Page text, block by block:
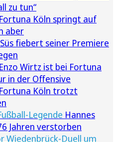
zu tun“
Fortuna Köln springt auf
aber
fiebert seiner Premiere
Enzo Wirtz ist bei Fortuna
in der Offensive
Fortuna Köln trotzt
Legende Hannes
Jahren verstorben
Wiedenbrück-Duell um